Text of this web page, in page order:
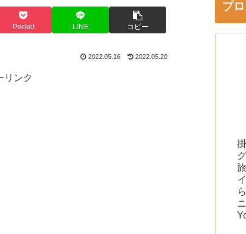
Pocket LINE コピー
2022.05.16 2022.05.20
リンク
プ